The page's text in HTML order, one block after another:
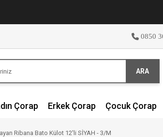
0850
ARA
Çorap Erkek Çorap Çocuk Çorap
Ribana Bato Külot 12'li SİYAH - 3/M